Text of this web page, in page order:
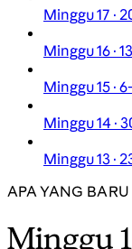
Minggu 17 ·
Minggu 16 ·
Minggu 15 ·
Minggu 14 ·
Minggu 13 ·
APA YANG BARU
Minggu